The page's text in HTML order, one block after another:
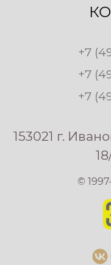
+7
+7
+7
153021 г.
©